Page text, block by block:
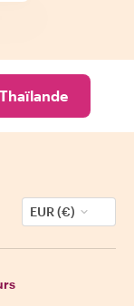
EUR (€)